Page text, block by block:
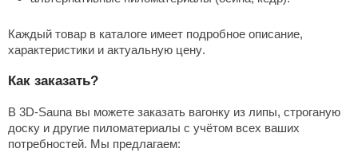
Каждый товар в каталоге имеет подробное описание,
характеристики и актуальную цену.
Как заказать?
В 3D-Sauna вы можете заказать вагонку из липы, строганую
доску и другие пиломатериалы с учётом всех ваших
потребностей. Мы предлагаем: